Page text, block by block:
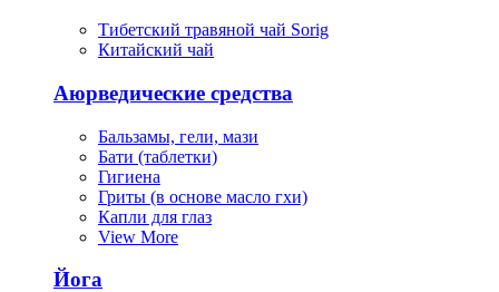
Тибетский травяной чай Sorig
Китайский чай
Аюрведические средства
Бальзамы, гели, мази
Бати (таблетки)
Гигиена
Гриты (в основе масло гхи)
Капли для глаз
View More
Йога